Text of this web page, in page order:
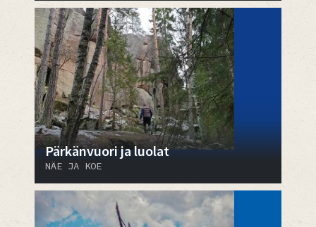
Pärkänvuori ja luolat
NÄE JA KOE